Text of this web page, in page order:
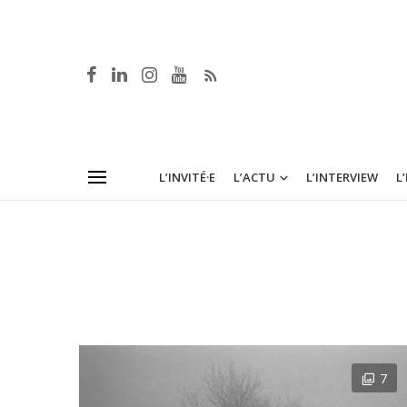
L’INVITÉ·E L’ACTU L’INTERVIEW
7